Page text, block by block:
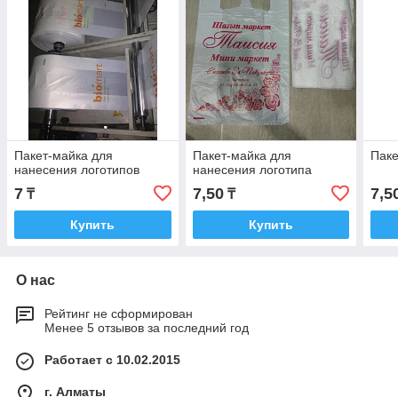
Пакет-майка для
нанесения логотипов
7 ₸
Купить
Пакет-майка для
нанесения логотипа
7,50₸
Купить
О нас
Рейтинг не сформирован
Менее 5 отзывов за последний год
Работает с 10.02.2015
г. Алматы